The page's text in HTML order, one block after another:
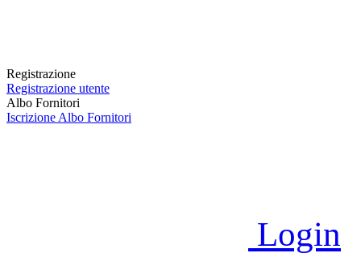
Registrazione
Registrazione utente
Albo Fornitori
Iscrizione Albo Fornitori
Login